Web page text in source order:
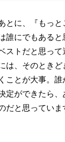
とに、『もっ
誰にでもある
ストだと思っ
は、そのときど
ことが大事。
定ができたら
だと思っていま